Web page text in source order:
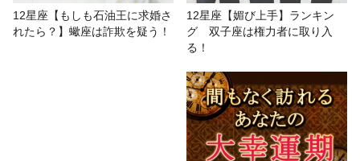
12星座【もしも石油王に求婚さ
れたら？】蠍座は詐欺を疑う！
12星座【媚び上手】ランキン
グ 双子座は権力者に取り入
る！